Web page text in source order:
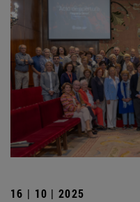
16 | 10 | 2025